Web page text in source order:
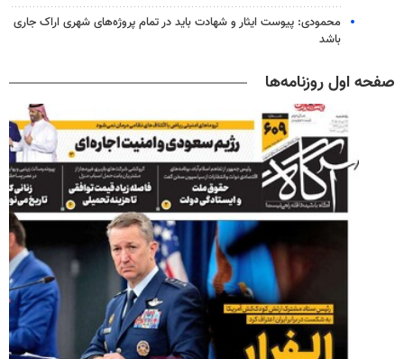
محمودی: پیوست ایثار و شهادت باید در تمام پروژه‌های شهری اراک جاری
باشد
صفحه اول روزنامه‌ها